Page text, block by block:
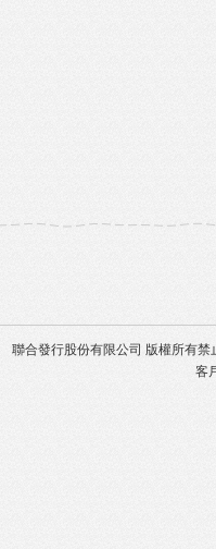
聯合發行股份有限公司 版權所有
客